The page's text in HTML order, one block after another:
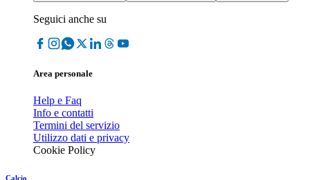
Seguici anche su
Area personale
Help e Faq
Info e contatti
Termini del servizio
Utilizzo dati e privacy
Cookie Policy
Calcio